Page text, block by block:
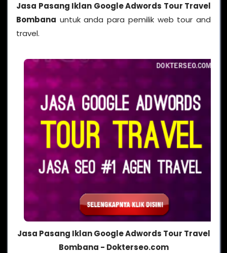
Jasa Pasang Iklan Google Adwords Tour Travel
Bombana untuk anda para pemilik web tour and
travel.
Jasa Pasang Iklan Google Adwords Tour Travel
Bombana - Dokterseo.com